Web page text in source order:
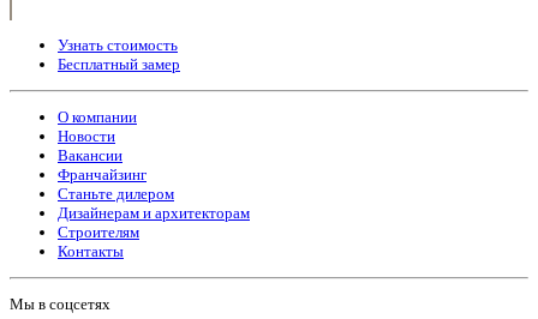
Узнать стоимость
Бесплатный замер
О компании
Новости
Вакансии
Франчайзинг
Станьте дилером
Дизайнерам и архитекторам
Строителям
Контакты
Мы в соцсетях